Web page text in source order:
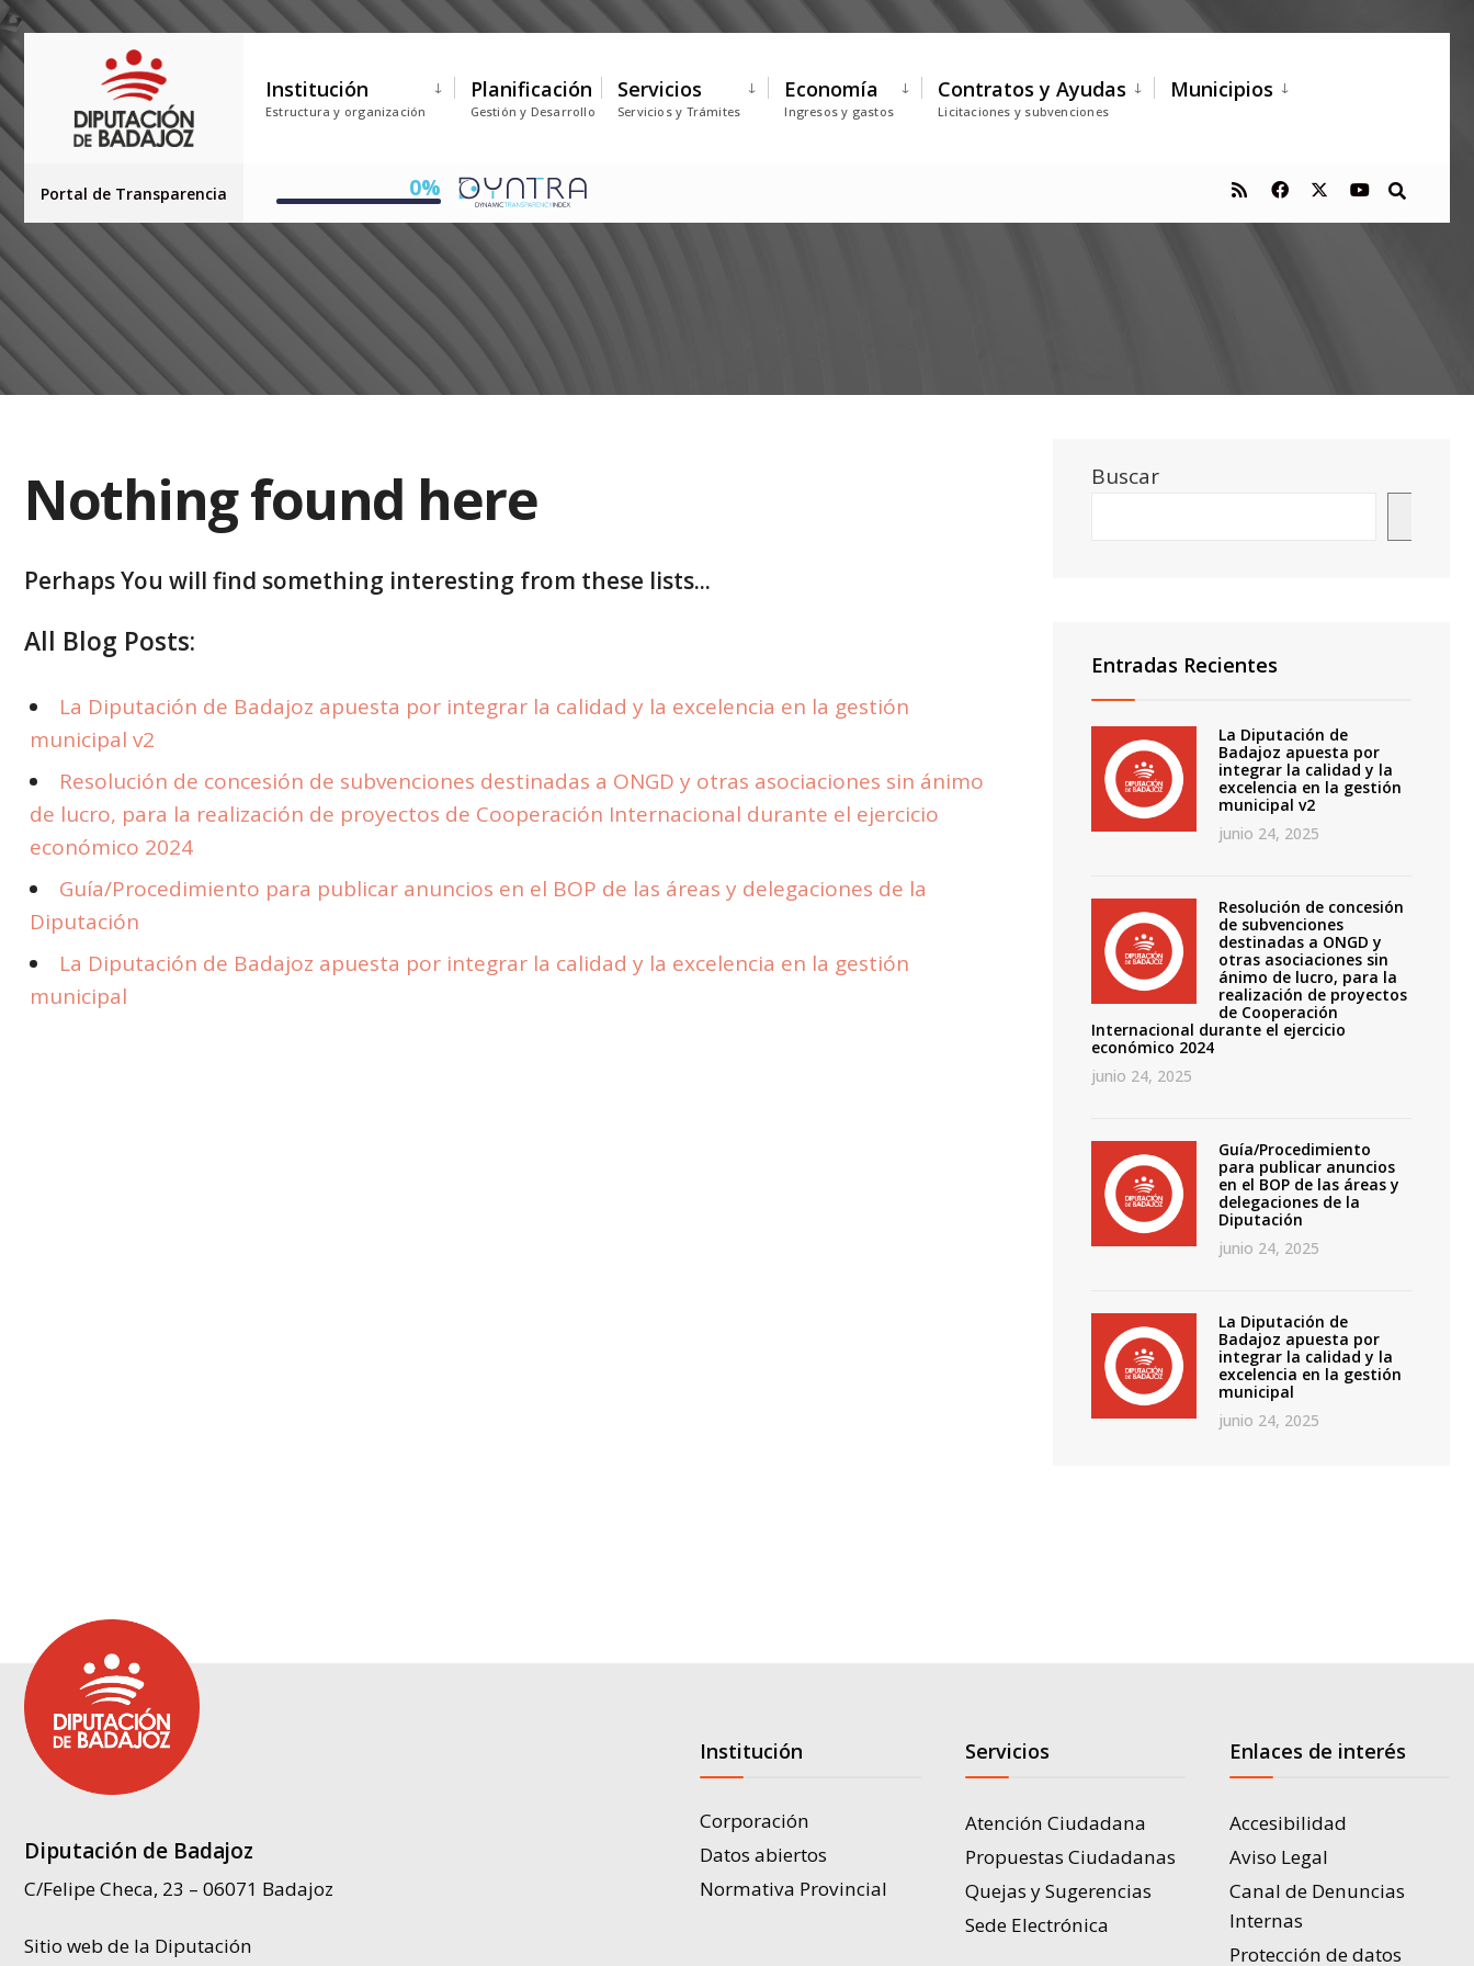
Institución
Estructura y organización
Planificación
Gestión y Desarrollo
Servicios
Servicios y Trámites
Economía
Ingresos y gastos
Contratos y Ayudas
Licitaciones y subvenciones
Municipios
Portal de Transparencia 0%
Nothing found here
Perhaps You will find something interesting from these lists...
All Blog Posts:
La Diputación de Badajoz apuesta por integrar la calidad y la excelencia en la gestión
municipal v2
Resolución de concesión de subvenciones destinadas a ONGD y otras asociaciones sin ánimo
de lucro, para la realización de proyectos de Cooperación Internacional durante el ejercicio
económico 2024
Guía/Procedimiento para publicar anuncios en el BOP de las áreas y delegaciones de la
Diputación
La Diputación de Badajoz apuesta por integrar la calidad y la excelencia en la gestión
municipal
Buscar
Entradas Recientes
La Diputación de
Badajoz apuesta por
integrar la calidad y la
excelencia en la gestión
municipal v2
junio 24, 2025
Resolución de concesión
de subvenciones
destinadas a ONGD y
otras asociaciones sin
ánimo de lucro, para la
realización de proyectos
de Cooperación
Internacional durante el ejercicio
económico 2024
junio 24, 2025
Guía/Procedimiento
para publicar anuncios
en el BOP de las áreas y
delegaciones de la
Diputación
junio 24, 2025
La Diputación de
Badajoz apuesta por
integrar la calidad y la
excelencia en la gestión
municipal
junio 24, 2025
Diputación de Badajoz
C/Felipe Checa, 23 – 06071 Badajoz
Sitio web de la Diputación
Institución
Corporación
Datos abiertos
Normativa Provincial
Servicios
Atención Ciudadana
Propuestas Ciudadanas
Quejas y Sugerencias
Sede Electrónica
Enlaces de interés
Accesibilidad
Aviso Legal
Canal de Denuncias
Internas
Protección de datos